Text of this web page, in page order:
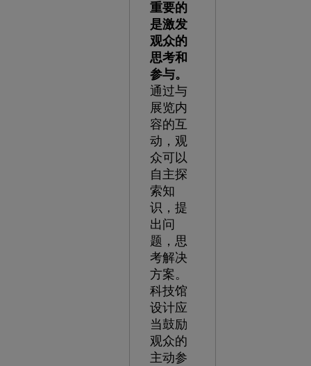
重要的
是激发
观众的
思考和
参与。
通过与
展览内
容的互
动，观
众可以
自主探
索知
识，提
出问
题，思
考解决
方案。
科技馆
设计应
当鼓励
观众的
主动参